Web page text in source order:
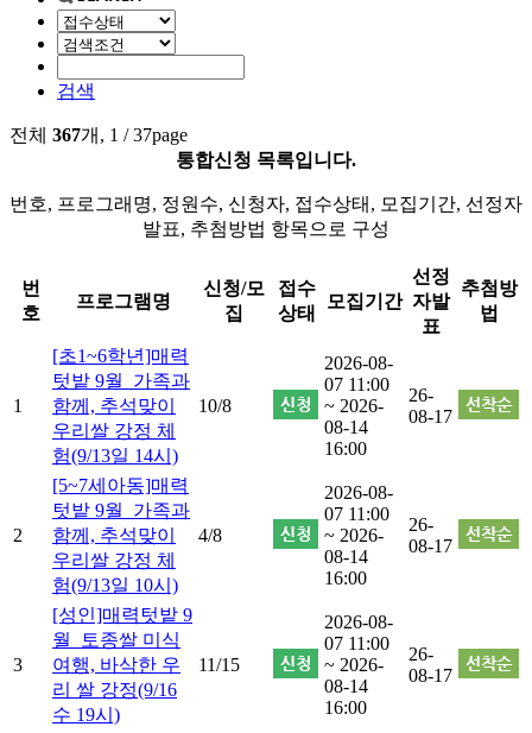
검색
전체 367개, 1 / 37page
통합신청 목록입니다.
번호, 프로그래명, 정원수, 신청자, 접수상태, 모집기간, 선정자
발표, 추첨방법 항목으로 구성
번
호
프로그램명
신청/모
집
접수
상태
모집기간
선정
자발
표
추첨방
법
1
[초1~6학년]매력
텃밭 9월_가족과
함께, 추석맞이
우리쌀 강정 체
험(9/13일 14시)
10/8
2026-08-
07 11:00
~ 2026-
08-14
16:00
26-
08-17
2
[5~7세아동]매력
텃밭 9월_가족과
함께, 추석맞이
우리쌀 강정 체
험(9/13일 10시)
4/8
2026-08-
07 11:00
~ 2026-
08-14
16:00
26-
08-17
3
[성인]매력텃밭 9
월_토종쌀 미식
여행, 바삭한 우
리 쌀 강정(9/16
수 19시)
11/15
2026-08-
07 11:00
~ 2026-
08-14
16:00
26-
08-17